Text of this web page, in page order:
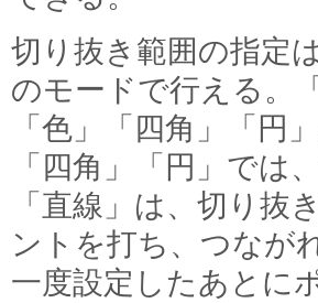
切り抜き範囲の指定
のモードで行える。
「色」「四角」「円
「四角」「円」では
「直線」は、切り抜
ントを打ち、つなが
一度設定したあとに